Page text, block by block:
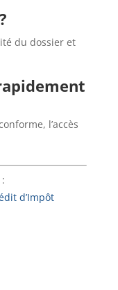
du dossier et
l’accès
d’Impôt